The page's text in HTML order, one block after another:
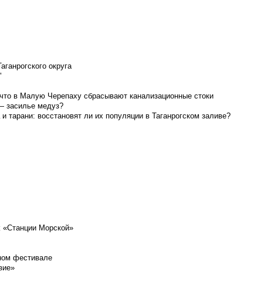
округа
в Малую Черепаху сбрасывают канализационные стоки
засилье медуз?
восстановят ли их популяции в Таганрогском заливе?
Морской»
фестивале